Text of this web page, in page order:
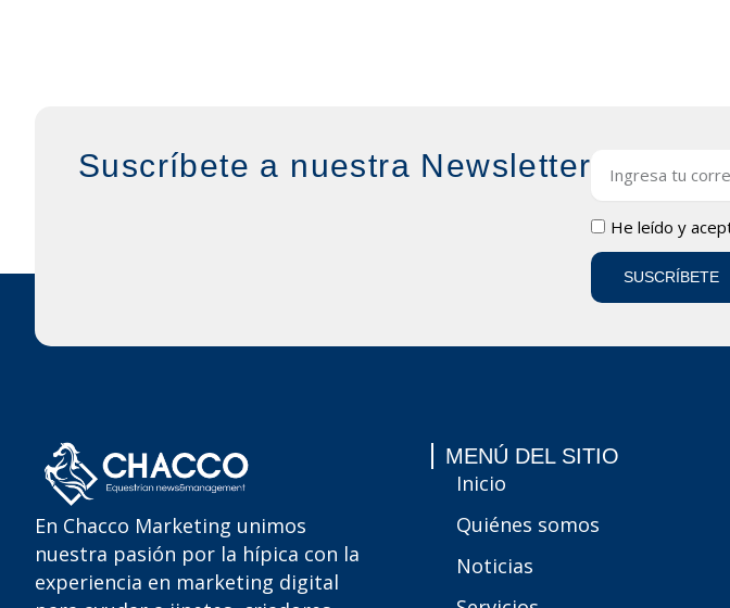
Suscríbete a nuestra Newsletter
LOPDHe leído y
SUSCRÍBETE
En Chacco Marketing unimos
nuestra pasión por la hípica con la
experiencia en marketing digital
MENÚ DEL SITIO
Inicio
Quiénes somos
Noticias